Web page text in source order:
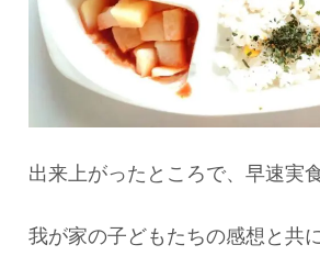
出来上がったところで、早速実食
我が家の子どもたちの感想と共